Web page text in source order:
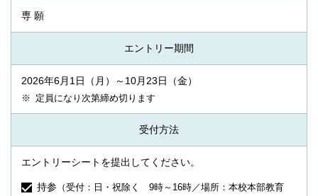
専 願
エントリー期間
2026年6月1日（月）～10月23日（金）
定員になり次第締め切ります
受付方法
エントリーシートを提出してください。
持参 （受付：日・祝除く 9時～16時／場所：本校本部教育